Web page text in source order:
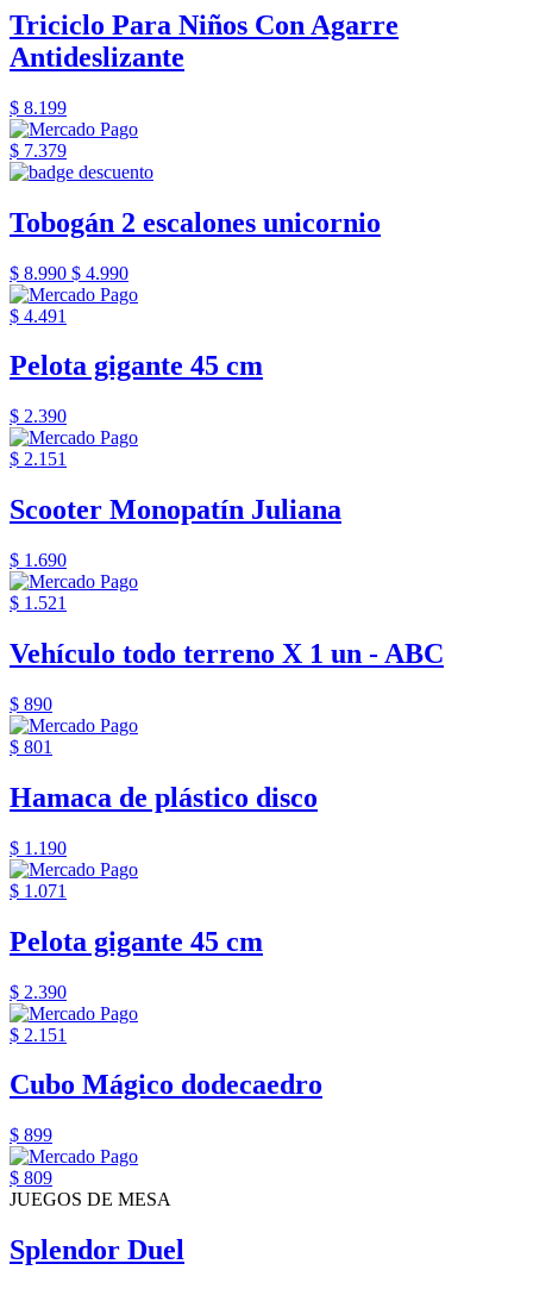
Triciclo Para Niños Con Agarre
Antideslizante
$ 8.199
$ 7.379
Tobogán 2 escalones unicornio
$ 8.990 $ 4.990
$ 4.491
Pelota gigante 45 cm
$ 2.390
$ 2.151
Scooter Monopatín Juliana
$ 1.690
$ 1.521
Vehículo todo terreno X 1 un - ABC
$ 890
$ 801
Hamaca de plástico disco
$ 1.190
$ 1.071
Pelota gigante 45 cm
$ 2.390
$ 2.151
Cubo Mágico dodecaedro
$ 899
$ 809
JUEGOS DE MESA
Splendor Duel